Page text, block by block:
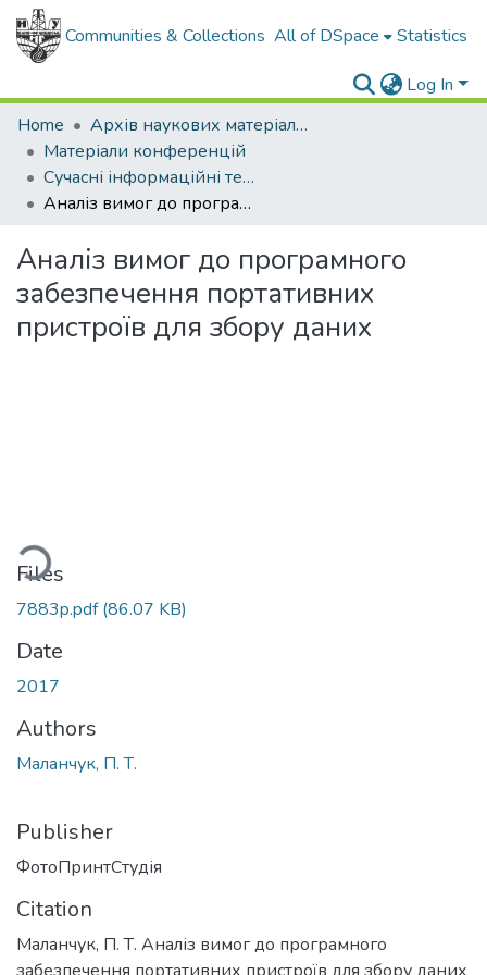
Communities & Collections All of DSpace Statistics
Log In
Home
Архів наукових матеріалів
Матеріали конференцій
Сучасні інформаційні технології в дистанційній освіті
Аналіз вимог до програмного забезпечення портативних пристроїв для збору даних
Аналіз вимог до програмного
забезпечення портативних
пристроїв для збору даних
Files
7883p.pdf(86.07 KB)
Date
2017
Authors
Маланчук, П. Т.
Publisher
ФотоПринтСтудія
Citation
Маланчук, П. Т. Аналіз вимог до програмного